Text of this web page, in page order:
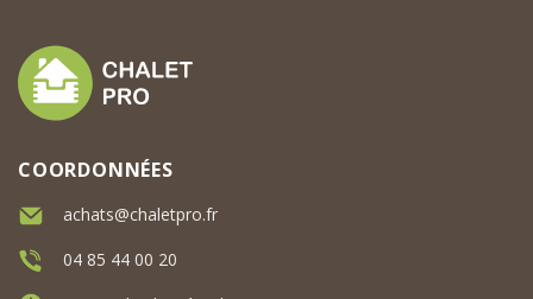
COORDONNÉES
achats@chaletpro.fr
04 85 44 00 20